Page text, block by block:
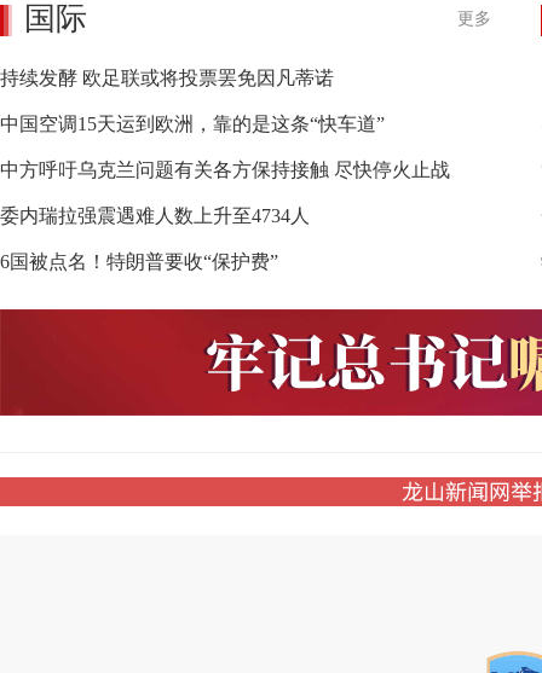
国际 更多
持续发酵 欧足联或将投票罢免因凡蒂诺
中国空调15天运到欧洲，靠的是这条“快车道”
中方呼吁乌克兰问题有关各方保持接触 尽快停火止战
委内瑞拉强震遇难人数上升至4734人
6国被点名！特朗普要收“保护费”